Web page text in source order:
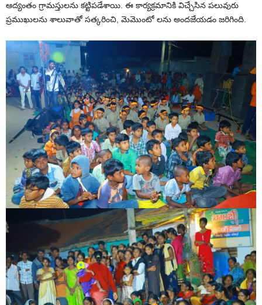
ఆద్యంతం గ్రామస్తులను కట్టిపడేశాయి. ఈ కార్యక్రమానికి విచ్చేసిన పలువురు
ప్రముఖులను శాలువాతో సత్కరించి, మెమొంటో లను అందజేయడం జరిగింది.